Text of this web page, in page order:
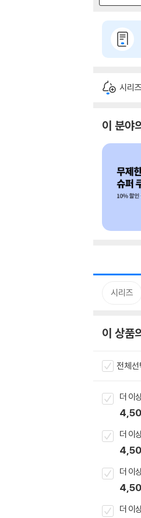
시리
이 분야
시리즈
이 상품
전체선
더 이
더 이
더 이
더 이